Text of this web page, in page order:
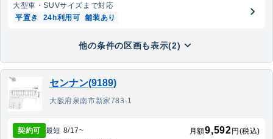
大型車・SUVサイズまで対応
平置き
24h利用可 舗装あり
他の条件の区画も表示(2)
センナン(9189)
大阪府泉南市新家783-1
契約可 最短 8/17~ 月額9,592 円(税込)